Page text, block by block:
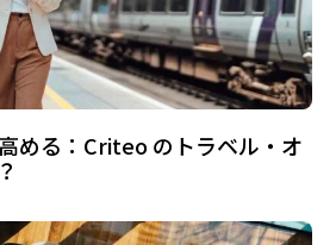
める：Criteo のトラベル・オ